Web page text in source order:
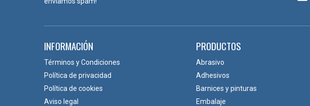
INFORMACIÓN
Términos y Condiciones
Política de privacidad
Política de cookies
Aviso legal
PRODUCTOS
Abrasivo
Adhesivos
Barnices y pinturas
Embalaje